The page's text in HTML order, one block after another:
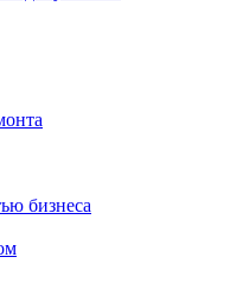
бизнеса